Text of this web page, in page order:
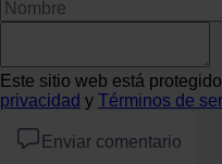
Este sitio web está
privacidad y Términos de
Enviar comentario